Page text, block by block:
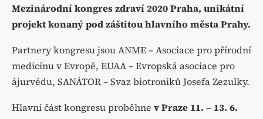
Mezinárodní kongres zdraví 2020 Praha, unikátní
projekt konaný pod záštitou hlavního města Prahy.
Partnery kongresu jsou ANME – Asociace pro přírodní
medicínu v Evropě, EUAA – Evropská asociace pro
ájurvédu, SANÁTOR – Svaz biotroniků Josefa Zezulky.
Hlavní část kongresu proběhne v Praze 11. – 13. 6.